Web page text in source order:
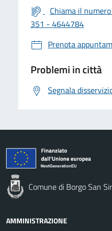
Chiama il
351 - 4644784
Prenota
Problemi in città
Segnala
Comune di Borgo San
AMMINISTRAZIONE